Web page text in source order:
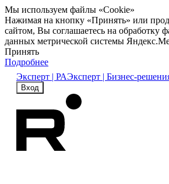
Мы используем файлы «Cookie»
Нажимая на кнопку «Принять» или
сайтом, Вы соглашаетесь на обработку
данных метрической системы
Принять
Подробнее
Эксперт | РАЭксперт | Бизнес-
Вход